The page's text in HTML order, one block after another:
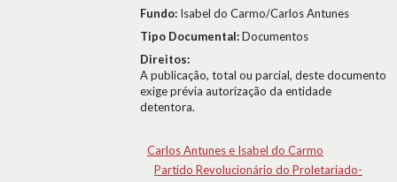
Fundo: Isabel do Carmo/Carlos Antunes
Tipo Documental:Documentos
Direitos:
A publicação, total ou parcial, deste documento
exige prévia autorização da entidade
detentora.
Carlos Antunes e Isabel do Carmo
Partido Revolucionário do Proletariado-